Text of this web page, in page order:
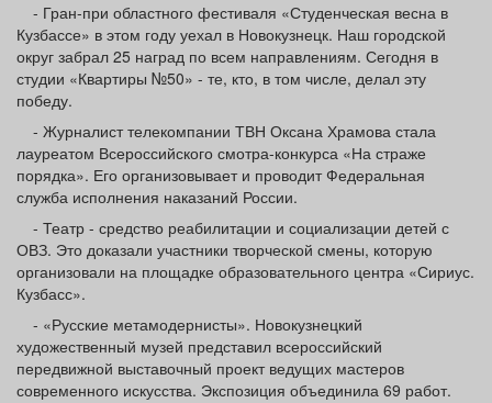
- Гран-при областного фестиваля «Студенческая весна в
Кузбассе» в этом году уехал в Новокузнецк. Наш городской
округ забрал 25 наград по всем направлениям. Сегодня в
студии «Квартиры №50» - те, кто, в том числе, делал эту
победу.
- Журналист телекомпании ТВН Оксана Храмова стала
лауреатом Всероссийского смотра-конкурса «На страже
порядка». Его организовывает и проводит Федеральная
служба исполнения наказаний России.
- Театр - средство реабилитации и социализации детей с
ОВЗ. Это доказали участники творческой смены, которую
организовали на площадке образовательного центра «Сириус.
Кузбасс».
- «Русские метамодернисты». Новокузнецкий
художественный музей представил всероссийский
передвижной выставочный проект ведущих мастеров
современного искусства. Экспозиция объединила 69 работ.